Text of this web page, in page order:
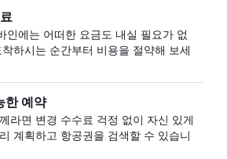
인​에는 어떠한 요금도 내실 필요가 없
하시는 순간부터 비용을 절약해 보세
한 예약
라면 변경 수수료 걱정 없이 자신 있게
계획하고 항공권을 검색할 수 있습니